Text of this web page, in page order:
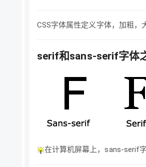
CSS字体属性定义字体，加粗，
serif和sans-serif字体
在计算机屏幕上，sans-serif